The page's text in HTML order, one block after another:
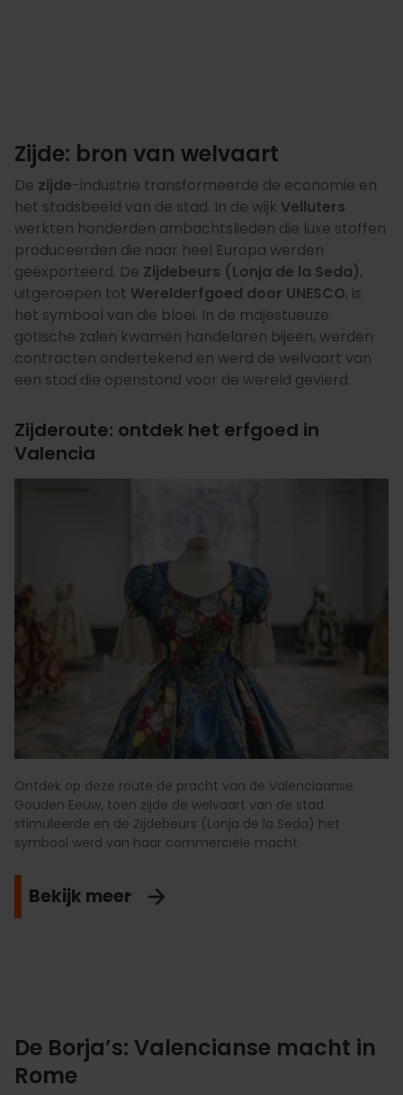
Zijde: bron van welvaart
De zijde-industrie transformeerde de economie en
het stadsbeeld van de stad. In de wijk Velluters
werkten honderden ambachtslieden die luxe stoffen
produceerden die naar heel Europa werden
geëxporteerd. De Zijdebeurs (Lonja de la Seda),
uitgeroepen tot Werelderfgoed door UNESCO, is
het symbool van die bloei. In de majestueuze
gotische zalen kwamen handelaren bijeen, werden
contracten ondertekend en werd de welvaart van
een stad die openstond voor de wereld gevierd.
Zijderoute: ontdek het erfgoed in
Valencia
Ontdek op deze route de pracht van de Valenciaanse
Gouden Eeuw, toen zijde de welvaart van de stad
stimuleerde en de Zijdebeurs (Lonja de la Seda) het
symbool werd van haar commerciële macht.
Bekijk meer
De Borja’s: Valencianse macht in
Rome